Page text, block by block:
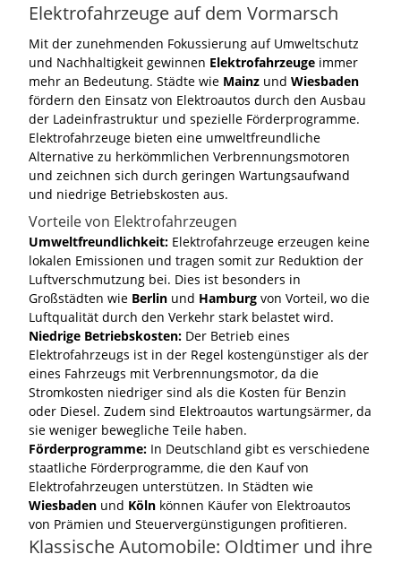
Elektrofahrzeuge auf dem Vormarsch
Mit der zunehmenden Fokussierung auf Umweltschutz
und Nachhaltigkeit gewinnen Elektrofahrzeuge immer
mehr an Bedeutung. Städte wie Mainz und Wiesbaden
fördern den Einsatz von Elektroautos durch den Ausbau
der Ladeinfrastruktur und spezielle Förderprogramme.
Elektrofahrzeuge bieten eine umweltfreundliche
Alternative zu herkömmlichen Verbrennungsmotoren
und zeichnen sich durch geringen Wartungsaufwand
und niedrige Betriebskosten aus.
Vorteile von Elektrofahrzeugen
Umweltfreundlichkeit: Elektrofahrzeuge erzeugen keine
lokalen Emissionen und tragen somit zur Reduktion der
Luftverschmutzung bei. Dies ist besonders in
Großstädten wie Berlin und Hamburg von Vorteil, wo die
Luftqualität durch den Verkehr stark belastet wird.
Niedrige Betriebskosten: Der Betrieb eines
Elektrofahrzeugs ist in der Regel kostengünstiger als der
eines Fahrzeugs mit Verbrennungsmotor, da die
Stromkosten niedriger sind als die Kosten für Benzin
oder Diesel. Zudem sind Elektroautos wartungsärmer, da
sie weniger bewegliche Teile haben.
Förderprogramme: In Deutschland gibt es verschiedene
staatliche Förderprogramme, die den Kauf von
Elektrofahrzeugen unterstützen. In Städten wie
Wiesbaden und Köln können Käufer von Elektroautos
von Prämien und Steuervergünstigungen profitieren.
Klassische Automobile: Oldtimer und ihre